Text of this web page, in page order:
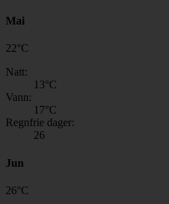
Mai
22°C
Natt:
13°C
Vann:
17°C
Regnfrie dager:
26
Jun
26°C